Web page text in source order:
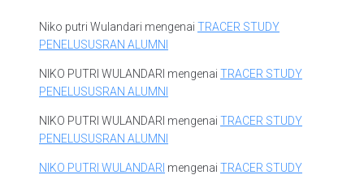
Niko putri Wulandari mengenai TRACER STUDY
PENELUSUSRAN ALUMNI
NIKO PUTRI WULANDARI mengenai TRACER STUDY
PENELUSUSRAN ALUMNI
NIKO PUTRI WULANDARI mengenai TRACER STUDY
PENELUSUSRAN ALUMNI
NIKO PUTRI WULANDARI mengenai TRACER STUDY